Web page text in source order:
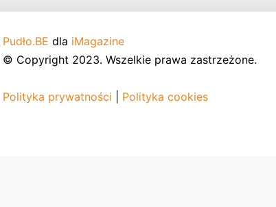
Pudło.BE dla iMagazine
© Copyright 2023. Wszelkie prawa zastrzeżone.
Polityka prywatności Polityka cookies